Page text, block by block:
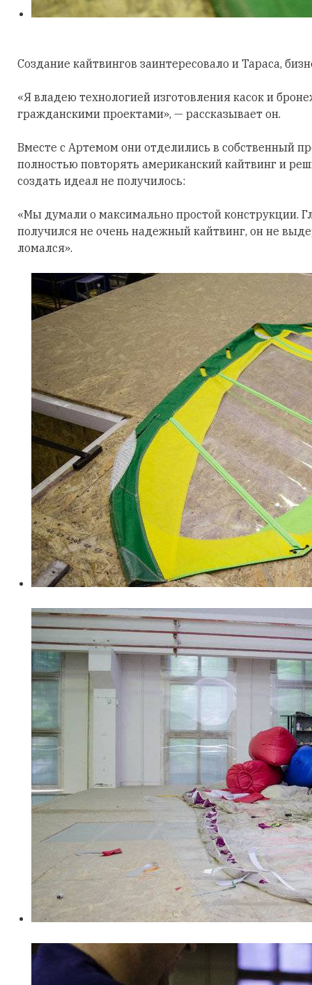
Создание кайтвингов заинтересовало и Тараса,
«Я владею технологией изготовления касок и
гражданскими проектами», — рассказывает он.
Вместе с Артемом они отделились в собственный
полностью повторять американский кайтвинг и
создать идеал не получилось:
«Мы думали о максимально простой конструкции.
получился не очень надежный кайтвинг, он не
ломался».